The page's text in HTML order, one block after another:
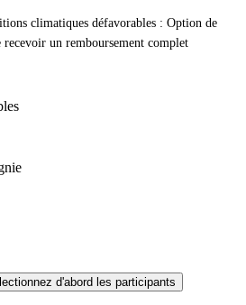
climatiques défavorables : Option de
un remboursement complet
d'abord les participants